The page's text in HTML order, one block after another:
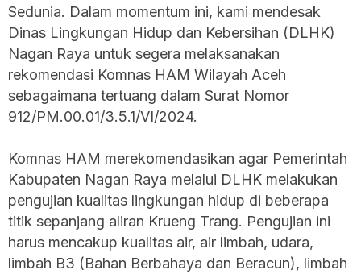
Sedunia. Dalam momentum ini, kami mendesak
Dinas Lingkungan Hidup dan Kebersihan (DLHK)
Nagan Raya untuk segera melaksanakan
rekomendasi Komnas HAM Wilayah Aceh
sebagaimana tertuang dalam Surat Nomor
912/PM.00.01/3.5.1/VI/2024.
Komnas HAM merekomendasikan agar Pemerintah
Kabupaten Nagan Raya melalui DLHK melakukan
pengujian kualitas lingkungan hidup di beberapa
titik sepanjang aliran Krueng Trang. Pengujian ini
harus mencakup kualitas air, air limbah, udara,
limbah B3 (Bahan Berbahaya dan Beracun), limbah